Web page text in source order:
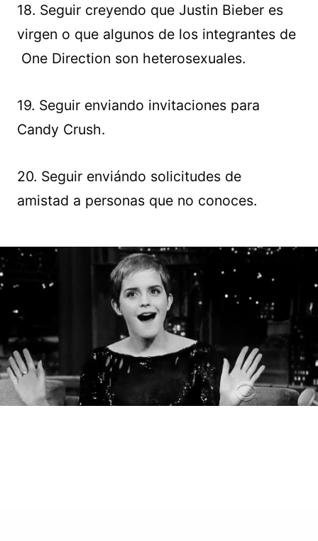
18. Seguir creyendo que Justin Bieber es
virgen o que algunos de los integrantes de
One Direction son heterosexuales.
19. Seguir enviando invitaciones para
Candy Crush.
20. Seguir enviándo solicitudes de
amistad a personas que no conoces.